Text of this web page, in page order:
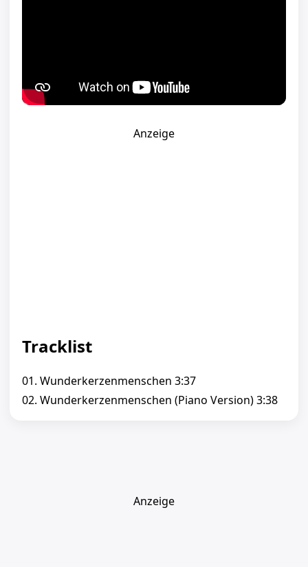
Anzeige
Tracklist
01. Wunderkerzenmenschen 3:37
02. Wunderkerzenmenschen (Piano Version) 3:38
Anzeige